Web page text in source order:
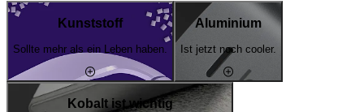
Kunststoff
Sollte mehr als ein Leben haben.
Aluminium
Ist jetzt noch cooler.
Kobalt ist wichtig